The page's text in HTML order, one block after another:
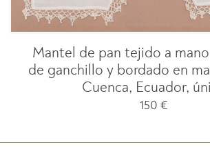
Mantel de pan tejido a
de ganchillo y bordado en
Cuenca, Ecuador,
150€